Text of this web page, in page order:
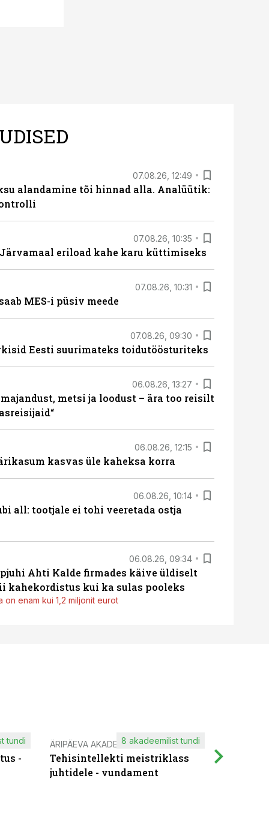
07.08.26, 12:49
alandamine tõi hinnad alla. Analüütik:
07.08.26, 10:35
eriload kahe karu küttimiseks
07.08.26, 10:31
MES-i püsiv meede
07.08.26, 09:30
Eesti suurimateks toidutöösturiteks
06.08.26, 13:27
metsi ja loodust – ära too reisilt
06.08.26, 12:15
kasvas üle kaheksa korra
06.08.26, 10:14
all: tootjale ei tohi veeretada ostja
06.08.26, 09:34
Ahti Kalde firmades käive üldiselt
kahekordistus kui ka sulas pooleks
on enam kui 1,2 miljonit eurot
-
tundi ÄRIPÄEVA AKADEEMIA
Tehisintellekti meistriklass
juhtidele - vundament
8 akadeemilist tundi